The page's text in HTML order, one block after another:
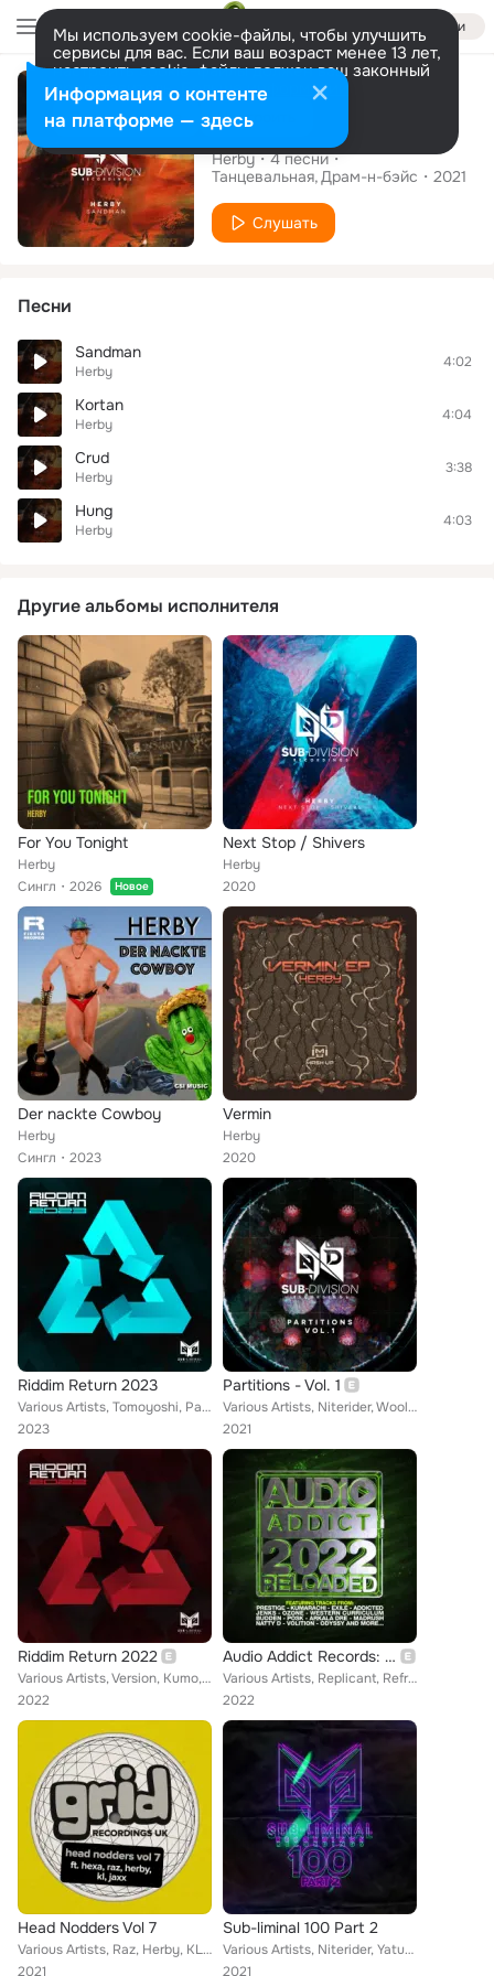
Войти
Мы используем cookie-файлы, чтобы улучшить
сервисы для вас. Если ваш возраст менее 13 лет,
настроить cookie-файлы должен ваш законный
представитель. Больше информации
Разрешить все Настроить
Альбом
Sandman
Herby 4песни
Танцевальная Драм-н-бэйс 2021
Слушать
Песни
Sandman
Herby
4:02
Kortan
Herby
4:04
Crud
Herby
3:38
Hung
Herby
4:03
Другие альбомы исполнителя
For You Tonight
Herby
Сингл
2026 Новое
Next Stop / Shivers
Herby
2020
Der nackte Cowboy
Herby
Сингл
2023
Vermin
Herby
2020
Riddim Return 2023
Various Artists, Tomoyoshi, Pa, Sam Pyro, Glitch City, RV, Nectax & Scudd, Damage Report, Posk, PunksVicious, Yatuza, Jack The R...
2023
Partitions - Vol. 1
Various Artists, Niterider, Woolf, Sam Harris, Mains, Herby, Oli Lewis, Shayper, Zoner, Indirekt, Sinexia, G-H, BP MC, Alex SLK,...
2021
Riddim Return 2022
Various Artists, Version, Kumo, Mentah, Pa, RV, Section, Nick The Lot, Raz, A N F M, Dunk, Leaf, Prestige, Posk, PunksVicious, V...
2022
Audio Addict Records: 2022 Reloaded
Various Artists, Replicant, Refracta, Addicted, KLIMATE, Arkala Dre, Martial Taktics, Acuna, Vital, Odyssy, BASSHUNTERZ, JOELY, ...
2022
Head Nodders Vol 7
Various Artists, Raz, Herby, KL, Jaxx, Hexa
2021
Sub-liminal 100 Part 2
Various Artists, Niterider, Yatuza, Jack The Ripper, Glitch City, El Laurie, RV, Dreadnaught, Low Life, Herby, Leaf, Safra, Rogu...
2021
Информация о контенте
на платформе — здесь